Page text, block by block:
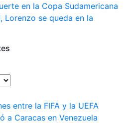
en la Copa Sudamericana
Lorenzo se queda en la
entre la FIFA y la UEFA
a Caracas en Venezuela